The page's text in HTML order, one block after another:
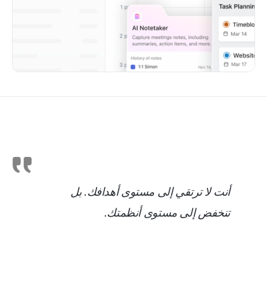
أنت لا ترتقي إلى مستوى أهدافك. بل
تنخفض إلى مستوى أنظمتك.